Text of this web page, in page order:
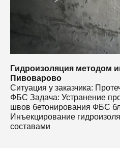
Гидроизоляция методом
Пивоварово
Ситуация у заказчика:
ФБС Задача: Устранение
швов бетонирования ФБС
Инъекцирование
составами